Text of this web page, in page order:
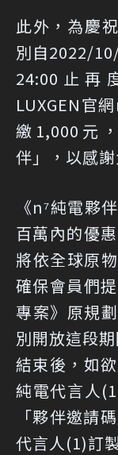
此外，為慶
別自2022/
24:00止再
LUXGEN官
繳1,000元
伴」，以感
《n⁷純電夥
百萬內的優
將依全球原
確保會員們
專案》原規
別開放這段
結束後，如
純電代言人
「夥伴邀請
代言人(1)訂